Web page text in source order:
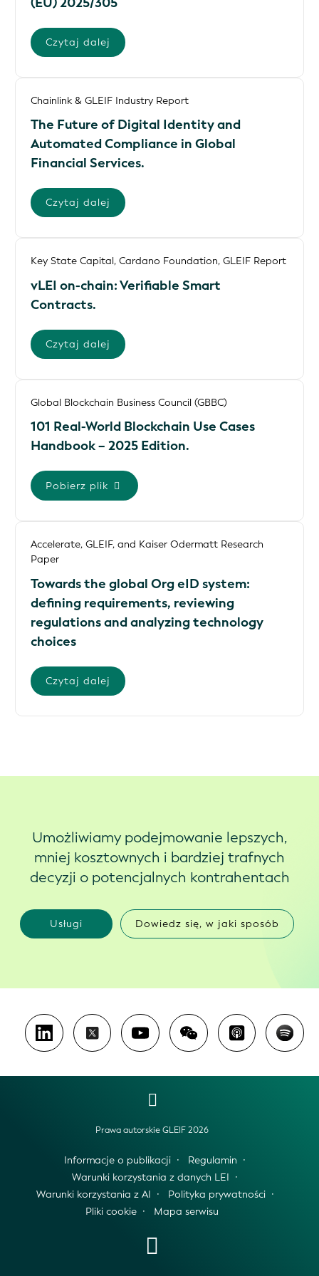
Czytaj dalej
Chainlink & GLEIF Industry Report
The Future of Digital Identity and
Automated Compliance in Global
Financial Services.
Czytaj dalej
Key State Capital, Cardano Foundation, GLEIF Report
vLEI on-chain: Verifiable Smart
Contracts.
Czytaj dalej
Global Blockchain Business Council (GBBC)
101 Real-World Blockchain Use Cases
Handbook – 2025 Edition.
Pobierz plik
Accelerate, GLEIF, and Kaiser Odermatt Research
Paper
Towards the global Org eID system:
defining requirements, reviewing
regulations and analyzing technology
choices
Czytaj dalej
Umożliwiamy podejmowanie lepszych,
mniej kosztownych i bardziej trafnych
decyzji o potencjalnych kontrahentach
Usługi Dowiedz się, w jaki sposób
Prawa autorskie GLEIF 2026
Informacje o publikacji
Regulamin
Warunki korzystania z danych LEI
Warunki korzystania z AI
Polityka prywatności
Pliki cookie
Mapa serwisu